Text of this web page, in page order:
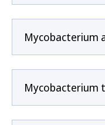
Mycobacterium
Mycobacterium